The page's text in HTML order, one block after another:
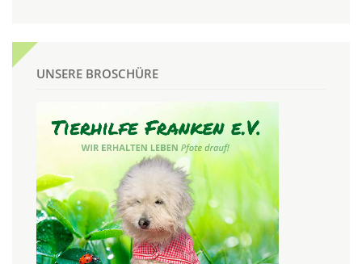
UNSERE BROSCHÜRE